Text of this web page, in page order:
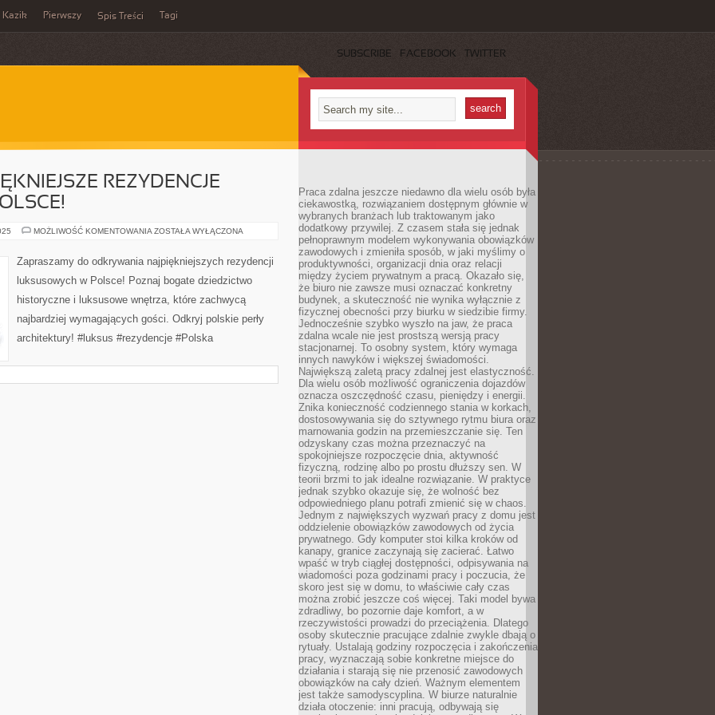
Kazik Pierwszy Spis Treści Tagi
SUBSCRIBE FACEBOOK TWITTER
REZYDENCJE
MOŻLIWOŚĆ KOMENTOWANIA ODKRYWAJ
LUKSUSOWE
W
ZOSTAŁA WYŁĄCZONA
Zapraszamy do odkrywania najpiękniejszych rezydencji
luksusowych w Polsce! Poznaj bogate dziedzictwo
historyczne i luksusowe wnętrza, które zachwycą
najbardziej wymagających gości. Odkryj polskie perły
architektury! #luksus #rezydencje #Polska
Praca zdalna jeszcze niedawno dla wielu osób była
ciekawostką, rozwiązaniem dostępnym głównie w
wybranych branżach lub traktowanym jako
dodatkowy przywilej. Z czasem stała się jednak
pełnoprawnym modelem wykonywania obowiązków
zawodowych i zmieniła sposób, w jaki myślimy o
produktywności, organizacji dnia oraz relacji
między życiem prywatnym a pracą. Okazało się,
że biuro nie zawsze musi oznaczać konkretny
budynek, a skuteczność nie wynika wyłącznie z
fizycznej obecności przy biurku w siedzibie firmy.
Jednocześnie szybko wyszło na jaw, że praca
zdalna wcale nie jest prostszą wersją pracy
stacjonarnej. To osobny system, który wymaga
innych nawyków i większej świadomości.
Największą zaletą pracy zdalnej jest elastyczność.
Dla wielu osób możliwość ograniczenia dojazdów
oznacza oszczędność czasu, pieniędzy i energii.
Znika konieczność codziennego stania w korkach,
dostosowywania się do sztywnego rytmu biura oraz
marnowania godzin na przemieszczanie się. Ten
odzyskany czas można przeznaczyć na
spokojniejsze rozpoczęcie dnia, aktywność
fizyczną, rodzinę albo po prostu dłuższy sen. W
teorii brzmi to jak idealne rozwiązanie. W praktyce
jednak szybko okazuje się, że wolność bez
odpowiedniego planu potrafi zmienić się w chaos.
Jednym z największych wyzwań pracy z domu jest
oddzielenie obowiązków zawodowych od życia
prywatnego. Gdy komputer stoi kilka kroków od
kanapy, granice zaczynają się zacierać. Łatwo
wpaść w tryb ciągłej dostępności, odpisywania na
wiadomości poza godzinami pracy i poczucia, że
skoro jest się w domu, to właściwie cały czas
można zrobić jeszcze coś więcej. Taki model bywa
zdradliwy, bo pozornie daje komfort, a w
rzeczywistości prowadzi do przeciążenia. Dlatego
osoby skutecznie pracujące zdalnie zwykle dbają o
rytuały. Ustalają godziny rozpoczęcia i zakończenia
pracy, wyznaczają sobie konkretne miejsce do
działania i starają się nie przenosić zawodowych
obowiązków na cały dzień. Ważnym elementem
jest także samodyscyplina. W biurze naturalnie
działa otoczenie: inni pracują, odbywają się